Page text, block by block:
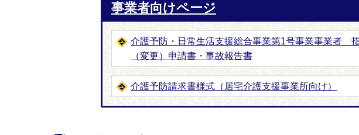
事業者向けページ
介護予防・日常生活支援総合事業第1号事業事業者
（変更）申請書・事故報告書
介護予防請求書様式（居宅介護支援事業所向け）